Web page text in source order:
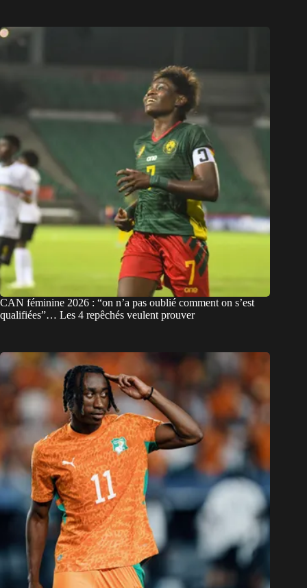
CAN féminine 2026 : “on n’a pas oublié comment on s’est
qualifiées”… Les 4 repêchés veulent prouver